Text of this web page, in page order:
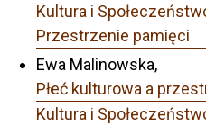
Kultura i
Przestrzenie pamięci
Ewa Malinowska,
Płeć kulturowa a
Kultura i